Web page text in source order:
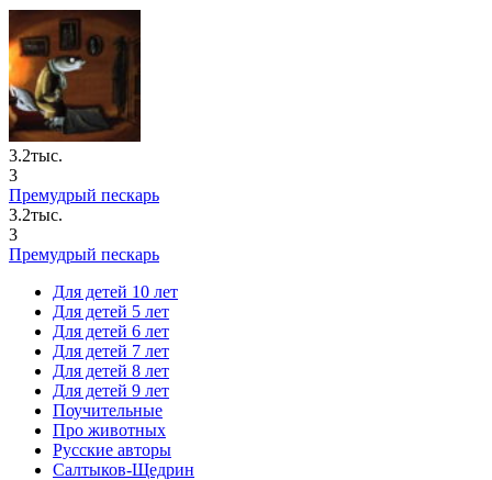
3.2тыс.
3
Премудрый пескарь
3.2тыс.
3
Премудрый пескарь
Для детей 10 лет
Для детей 5 лет
Для детей 6 лет
Для детей 7 лет
Для детей 8 лет
Для детей 9 лет
Поучительные
Про животных
Русские авторы
Салтыков-Щедрин